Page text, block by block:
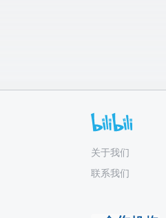
关于我们
联系我们